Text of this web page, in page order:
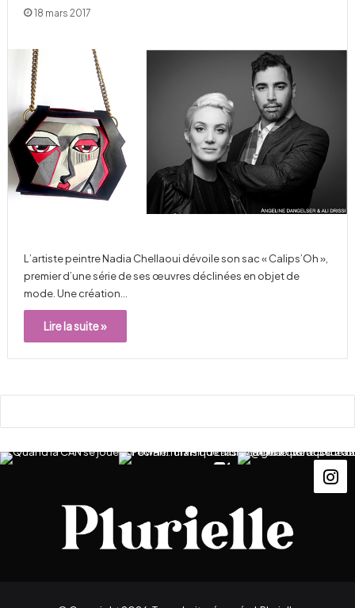
18 mars 2017
L’artiste peintre Nadia Chellaoui dévoile son sac « Calips’Oh »,
premier d’une série de ses œuvres déclinées en objet de
mode. Une création…
Lire la suite »